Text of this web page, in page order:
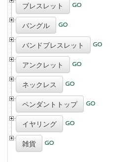
ブレスレット
バングル
バンドブレスレット
アンクレット
ネックレス
ペンダントトップ
イヤリング
雑貨